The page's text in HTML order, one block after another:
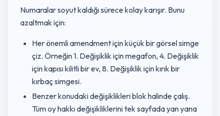
Numaralar soyut kaldığı sürece kolay karışır. Bunu
azaltmak için:
Her önemli amendment için küçük bir görsel simge
çiz. Örneğin 1. Değişiklik için megafon, 4. Değişiklik
için kapısı kilitli bir ev, 8. Değişiklik için kırık bir
kırbaç simgesi.
Benzer konudaki değişiklikleri blok halinde çalış.
Tüm oy hakkı değişikliklerini tek sayfada yan yana